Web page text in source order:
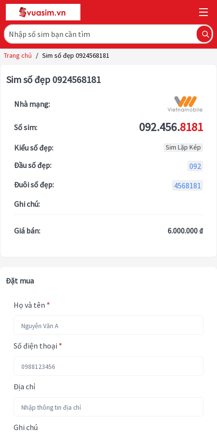
Trang chủ / Sim số đẹp 0924568181
Sim số đẹp 0924568181
Nhà mạng:
Số sim: 092.456.8181
Kiểu số đẹp: Sim Lặp Kép
Đầu số đẹp:
092
Đuôi số đẹp:
4568181
Ghi chú:
Giá bán: 6.000.000 ₫
Đặt mua
Họ và tên *
Số điện thoại *
Địa chỉ
Ghi chú